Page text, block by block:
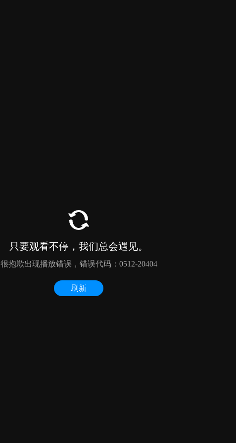
只要观看不停，我们总会遇见。
很抱歉出现播放错误，错误代码：0512-20404
刷新